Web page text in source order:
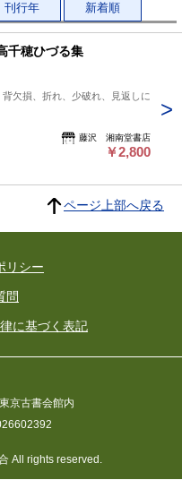
刊行年 新着順
千穂ひづる集
欠損、折れ、少破れ、見返しに
藤沢 湘南堂書店
￥2,800
ページ上部へ戻る
リシー
問
に基づく表記
京古書会館内
All rights reserved.